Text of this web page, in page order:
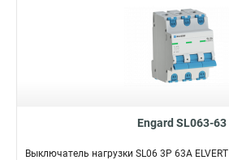
Engard SL063-63
Выключатель нагрузки SL06 3Р 63А ELVERT